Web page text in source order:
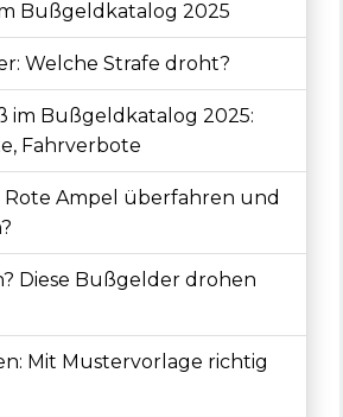
Bußgeldkatalog 2025
Welche Strafe droht?
im Bußgeldkatalog 2025:
Fahrverbote
Ampel überfahren und
Diese Bußgelder drohen
Mit Mustervorlage richtig